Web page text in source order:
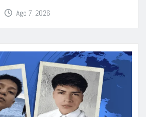
Ago 7, 2026